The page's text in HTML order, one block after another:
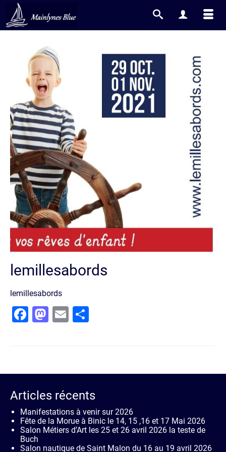
lemillesabords
lemillesabords
Facebook
Mastodon
Email
Articles récents
Manifestations à venir sur 2026
Fête de la Morue à Binic le 14, 15 ,16 et 17 Mai 2026
Salon Métiers d’Art les 25 et 26 avril 2026 la teste de
Buch
Salon nautique de Saint Malon du 16 au 19 avril 2026